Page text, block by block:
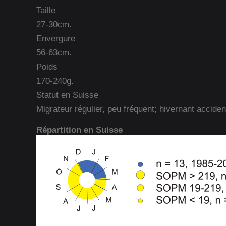
Taille
27-30cm.
Envergure
56-63cm.
Poids
170-240g.
Statut en Suisse
Migrateur régulier, peu fréquent; hivernant
Répartition en Suisse